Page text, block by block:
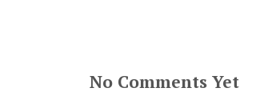
No Comments Yet